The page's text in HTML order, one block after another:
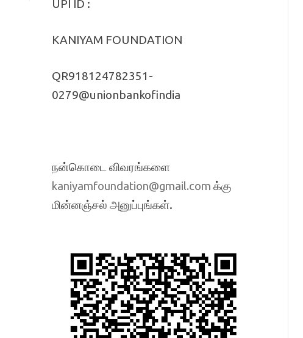
UPI ID :
KANIYAM FOUNDATION
QR918124782351-
0279@unionbankofindia
நன்கொடை விவரங்களை
kaniyamfoundation@gmail.com க்கு
மின்னஞ்சல் அனுப்புங்கள்.